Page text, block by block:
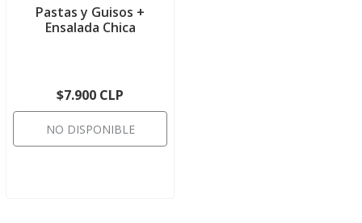
Pastas y Guisos +
Ensalada Chica
$7.900 CLP
NO DISPONIBLE